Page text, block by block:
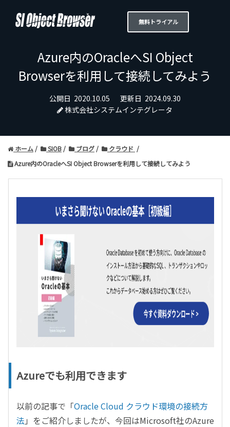
無料トライアル
Azure内のOracleへSI Object
Browserを利用して接続してみよう
公開日 2020.10.05 更新日 2024.09.30
株式会社システムインテグレータ
ホーム SIOB ブログ
クラウド
Azure内のOracleへSI Object Browserを利用して接続してみよう
Azureでも利用できます
以前の記事で「Oracle Cloud クラウド環境の接続方
法 」をご紹介しましたが、今回はMicrosoft社のAzure